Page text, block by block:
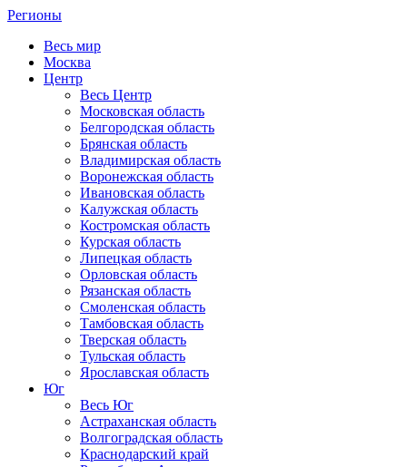
Регионы
Весь мир
Москва
Центр
Весь Центр
Московская область
Белгородская область
Брянская область
Владимирская область
Воронежская область
Ивановская область
Калужская область
Костромская область
Курская область
Липецкая область
Орловская область
Рязанская область
Смоленская область
Тамбовская область
Тверская область
Тульская область
Ярославская область
Юг
Весь Юг
Астраханская область
Волгоградская область
Краснодарский край